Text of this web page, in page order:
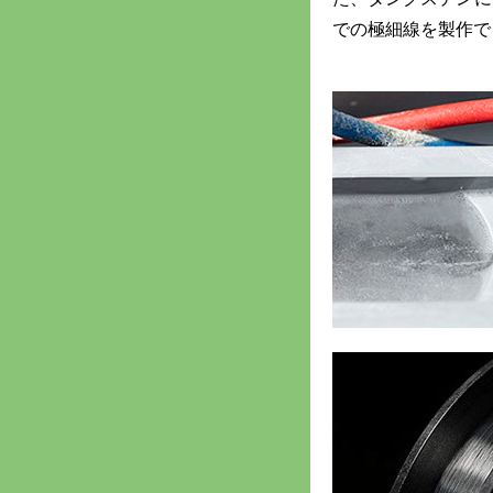
での極細線を製作